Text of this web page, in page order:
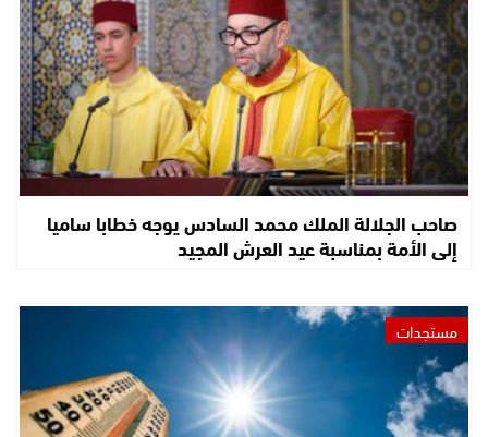
صاحب الجلالة الملك محمد السادس يوجه خطابا ساميا
إلى الأمة بمناسبة عيد العرش المجيد
مستجدات